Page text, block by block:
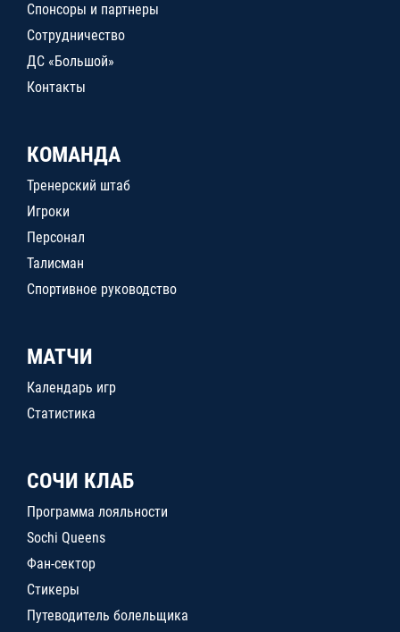
Спонсоры и партнеры
Сотрудничество
ДС «Большой»
Контакты
КОМАНДА
Тренерский штаб
Игроки
Персонал
Талисман
Спортивное руководство
МАТЧИ
Календарь игр
Статистика
СОЧИ КЛАБ
Программа лояльности
Sochi Queens
Фан-сектор
Стикеры
Путеводитель болельщика